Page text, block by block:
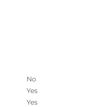
No
Yes
Yes